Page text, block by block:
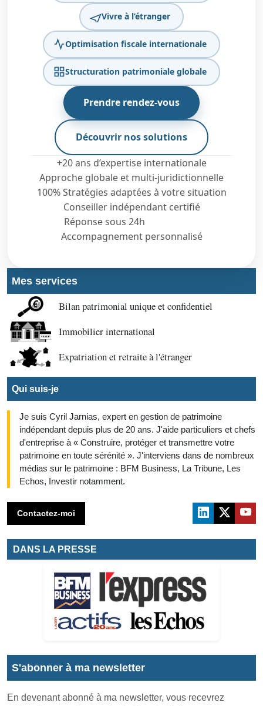
Vivre à l’étranger
Optimisation fiscale internationale
Structuration patrimoniale globale
Prendre rendez-vous
Découvrir nos solutions
+20 ans d’expertise internationale
Approche globale et multi-juridictionnelle
100% Stratégies adaptées à votre situation
Conseiller indépendant certifié
Réponse sous 24h
Accompagnement personnalisé
Mes services
Bilan patrimonial unique et confidentiel
Immobilier international
Expatriation et retraite à l'étranger
Qui suis-je
Je suis Cyril Jarnias, expert en gestion de patrimoine
indépendant depuis plus de 20 ans. J'aide particuliers et chefs
d'entreprise à « Construire, protéger et transmettre votre
patrimoine en toute sérénité ». J'interviens dans de nombreux
médias sur le patrimoine : BFM Business, La Tribune, Les
Echos, Investir notamment.
Contactez-moi
DANS LA PRESSE
S'abonner à ma newsletter
En devenant abonné à ma newsletter, vous recevrez